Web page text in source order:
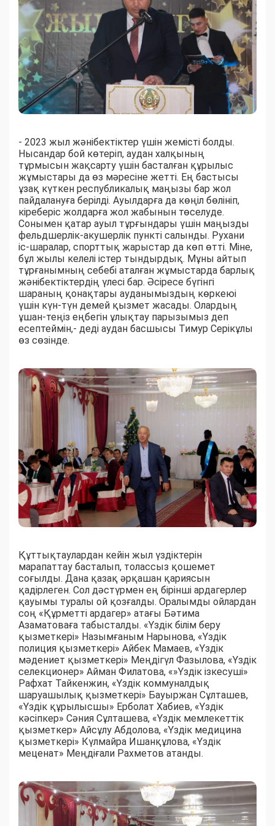
- 2023 жыл жәнібектіктер үшін жемісті болды.
Нысандар бой көтеріп, аудан халқының
тұрмысын жақсарту үшін басталған құрылыс
жұмыстары да өз мәресіне жетті. Ең бастысы
ұзақ күткен республикалық маңызы бар жол
пайдалануға берілді. Ауылдарға да көңіл бөлініп,
кіреберіс жолдарға жол жабынын төселуде.
Сонымен қатар ауыл тұрғындары үшін маңызды
фельдшерлік-акушерлік пункті салынды. Рухани
іс-шаралар, спорттық жарыстар да көп өтті. Міне,
бұл жылы келелі істер тындырдық. Мұны айтып
тұрғанымның себебі аталған жұмыстарда барлық
жәнібектіктердің үлесі бар. Әсіресе бүгінгі
шараның қонақтары ауданымыздың көркеюі
үшін күн-түн демей қызмет жасады. Олардың
ұшан-теңіз еңбегін ұлықтау парызымыз деп
есептеймін,- деді аудан басшысы Тимур Серікұлы
өз сөзінде.
Құттықтаулардан кейін жыл үздіктерін
марапаттау басталып, толассыз қошемет
соғылды. Дана қазақ әрқашан қариясын
қадірлеген. Сол дәстүрмен ең бірінші ардагерлер
қауымы туралы ой қозғалды. Оралымды ойлардан
соң «Құрметті ардагер» атағы Бәтима
Азаматоваға табысталды. «Үздік білім беру
қызметкері» Назымғаным Нарынова, «Үздік
полиция қызметкері» Айбек Мамаев, «Үздік
мәдениет қызметкері» Меңдігүл Фазылова, «Үздік
селекционер» Айман Филатова, «»Үздік ізкесуші»
Рафхат Тайкенжин, «Үздік коммуналдық
шаруашылық қызметкері» Бауыржан Сұлташев,
«Үздік құрылысшы» Ерболат Хабиев, «Үздік
кәсіпкер» Сәния Сұлташева, «Үздік мемлекеттік
қызметкер» Айсұлу Абдолова, «Үздік медицина
қызметкері» Күлмайра Ишанқұлова, «Үздік
меценат» Меңдіғали Рахметов атанды.